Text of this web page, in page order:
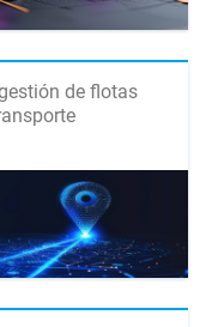
de flotas